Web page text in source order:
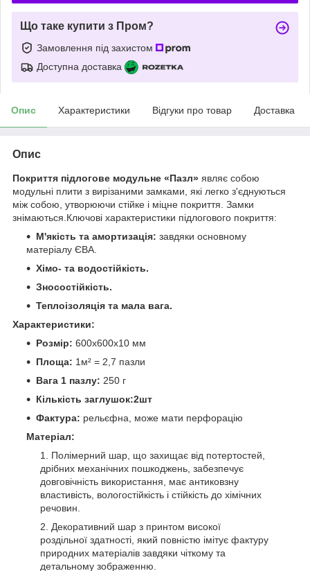
Що таке купити з Пром?
Замовлення під захистом
Доступна доставка
Опис Характеристики Відгуки про товар Доставка
Опис
Покриття підлогове модульне «Пазл» являє собою
модульні плити з вирізаними замками, які легко з'єднуються
між собою, утворюючи стійке і міцне покриття. Замки
знімаються.Ключові характеристики підлогового покриття:
М'якість та амортизація: завдяки основному
матеріалу ЄВА.
Хімо- та водостійкість.
Зносостійкість.
Теплоізоляція та мала вага.
Характеристики:
Розмір: 600х600х10 мм
Площа: 1м² = 2,7 пазли
Вага 1 пазлу: 250 г
Кількість заглушок:2шт
Фактура: рельєфна, може мати перфорацію
Матеріал:
Полімерний шар, що захищає від потертостей,
дрібних механічних пошкоджень, забезпечує
довговічність використання, має антиковзну
властивість, вологостійкість і стійкість до хімічних
речовин.
Декоративний шар з принтом високої
роздільної здатності, який повністю імітує фактуру
природних матеріалів завдяки чіткому та
детальному зображенню.